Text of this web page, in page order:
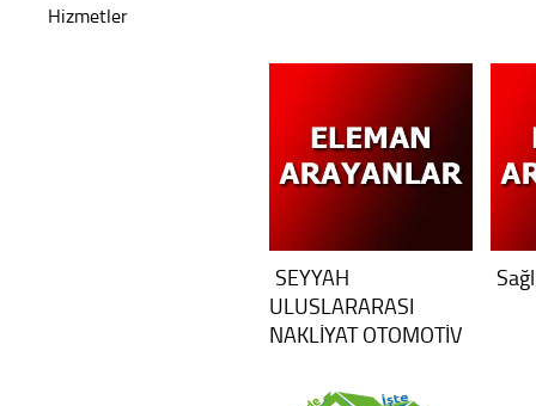
Hizmetler
SEYYAH
ULUSLARARASI
NAKLİYAT OTOMOTİV